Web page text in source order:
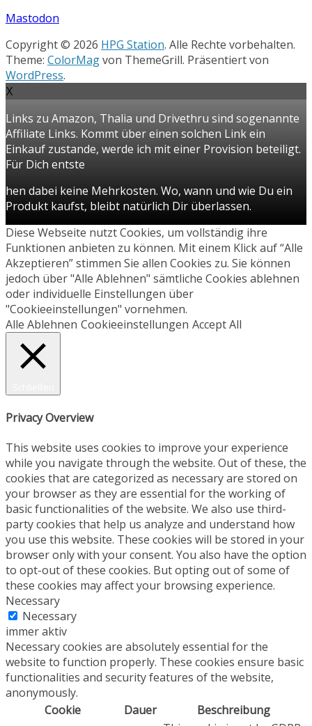
Mastodon
Copyright © 2026 HPG Station. Alle Rechte vorbehalten.
Theme: ColorMagvon ThemeGrill. Präsentiert von
WordPress.
X
Links zu Amazon, Thalia und Drivethru sind sogenannte
Affiliate Links. Kommt über einen solchen Link ein
Einkauf zustande, werde ich mit einer Provision beteiligt.
Für Dich entste
hen dabei keine Mehrkosten. Wo, wann und wie Du ein
Produkt kaufst, bleibt natürlich Dir überlassen.
Diese Webseite nutzt Cookies, um vollständig ihre
Funktionen anbieten zu können. Mit einem Klick auf “Alle
Akzeptieren” stimmen Sie allen Cookies zu. Sie können
jedoch über "Alle Ablehnen" sämtliche Cookies ablehnen
oder individuelle Einstellungen über
"Cookieeinstellungen" vornehmen.
Alle Ablehnen Cookieeinstellungen Accept All
Privacy Overview
This website uses cookies to improve your experience
while you navigate through the website. Out of these, the
cookies that are categorized as necessary are stored on
your browser as they are essential for the working of
basic functionalities of the website. We also use third-
party cookies that help us analyze and understand how
you use this website. These cookies will be stored in your
browser only with your consent. You also have the option
to opt-out of these cookies. But opting out of some of
these cookies may affect your browsing experience.
Necessary
Necessary
immer aktiv
Necessary cookies are absolutely essential for the
website to function properly. These cookies ensure basic
functionalities and security features of the website,
anonymously.
Cookie
Dauer
Beschreibung